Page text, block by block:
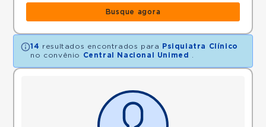
Busque agora
14 resultados encontrados para
Psiquiatra Clínico
no convênio
Central Nacional Unimed